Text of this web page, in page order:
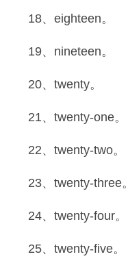
18、eighteen。
19、nineteen。
20、twenty。
21、twenty-one。
22、twenty-two。
23、twenty-three。
24、twenty-four。
25、twenty-five。